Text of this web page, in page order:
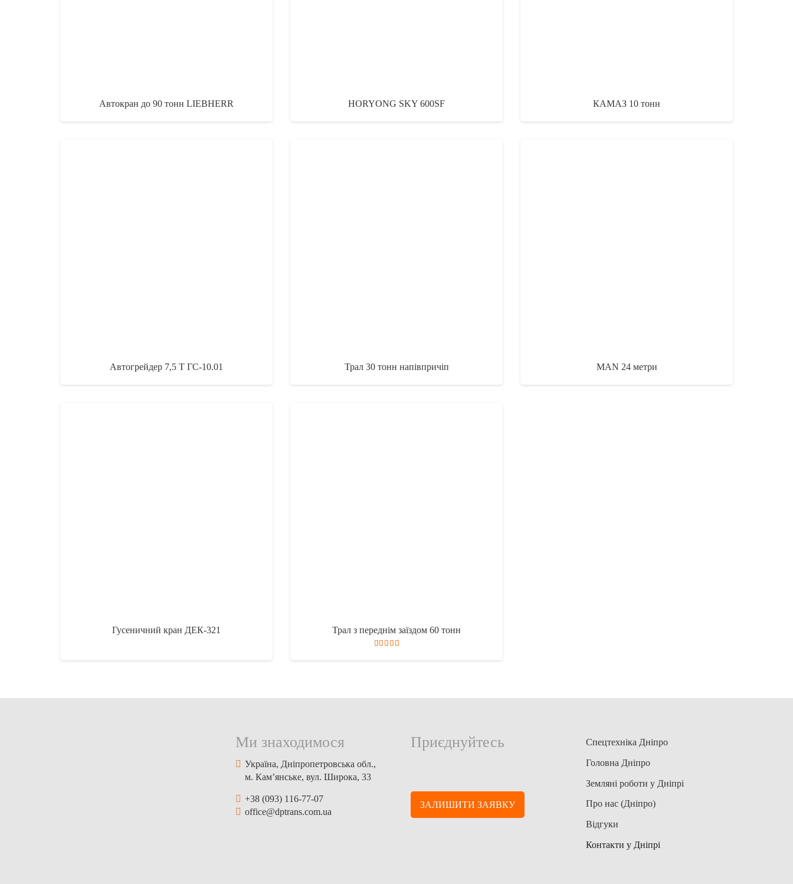
Автокран до 90 тонн LIEBHERR HORYONG SKY 600SF КАМАЗ 10 тонн
Автогрейдер 7,5 Т ГС-10.01 Трал 30 тонн напівпричіп MAN 24 метри
Гусеничний кран ДЕК-321 Трал з переднім заїздом 60 тонн
Ми знаходимося
Україна, Дніпропетровська обл.,
м. Кам’янське, вул. Широка, 33
+38 (093) 116-77-07
office@dptrans.com.ua
Приєднуйтесь
ЗАЛИШИТИ ЗАЯВКУ
Спецтехніка Дніпро
Головна Дніпро
Земляні роботи у Дніпрі
Про нас (Дніпро)
Відгуки
Контакти у Дніпрі